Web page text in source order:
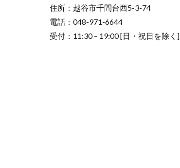
住所：越谷市千間台西5-3-74
電話：048-971-6644
受付：11:30 – 19:00 [日・祝日を除く]